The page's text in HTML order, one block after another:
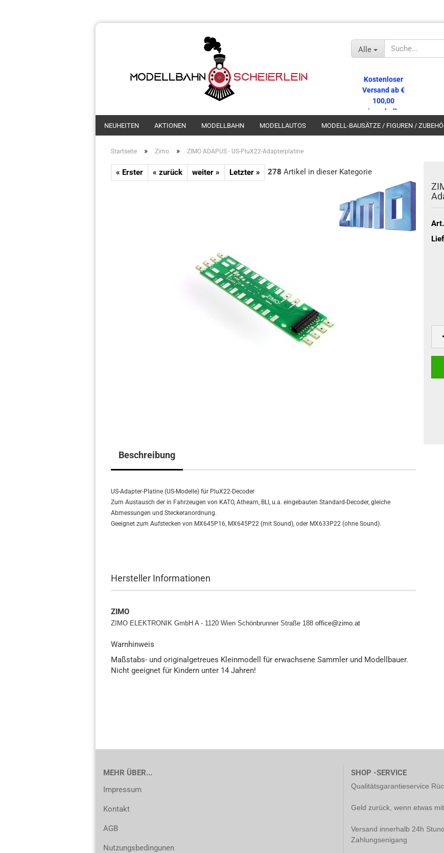
Alle
Kostenloser
Versand ab €
100,00
innerhalb
Deutschlands!
NEUHEITEN AKTIONEN MODELLBAHN MODELLAUTOS MODELL-BAUSÄTZE / FIGUREN /
Startseite » Zimo » ZIMO ADAPUS - US-PluX22-Adapterplatine
« Erster « zurück weiter » Letzter » 278 Artikel in dieser Kategorie
Beschreibung
US-Adapter-Platine (US-Modelle) für PluX22-Decoder
Zum Austausch der in Fahrzeugen von KATO, Athearn, BLI, u.a. eingebauten Standard-Decoder, gleiche
Abmessungen und Steckeranordnung.
Geeignet zum Aufstecken von MX645P16, MX645P22 (mit Sound), oder MX633P22 (ohne Sound).
Hersteller Informationen
ZIMO
ZIMO ELEKTRONIK GmbH A - 1120 Wien Schönbrunner Straße 188 office@zimo.at
Warnhinweis
Maßstabs- und originalgetreues Kleinmodell für erwachsene Sammler und Modellbauer.
Nicht geeignet für Kindern unter 14 Jahren!
MEHR ÜBER...
Impressum
Kontakt
AGB
Nutzungsbedingunen
SHOP -SERVICE
Qualitätsgarantieservice
Geld zurück, wenn etwas
Versand innerhalb 24h
Zahlungsenigang